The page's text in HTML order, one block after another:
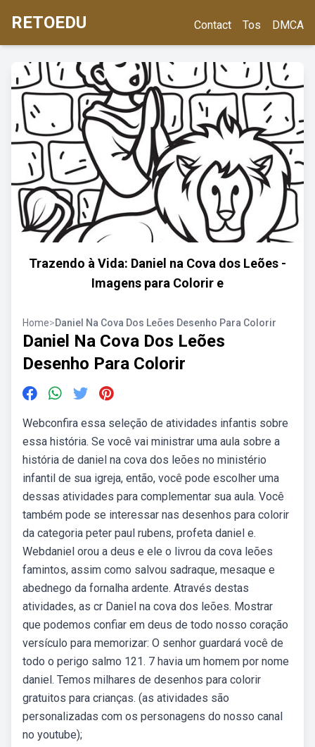
RETOEDU Contact Tos DMCA
Trazendo à Vida: Daniel na Cova dos Leões -
Imagens para Colorir e
Home>Daniel Na Cova Dos Leões Desenho Para Colorir
Daniel Na Cova Dos Leões
Desenho Para Colorir
Webconfira essa seleção de atividades infantis sobre
essa história. Se você vai ministrar uma aula sobre a
história de daniel na cova dos leões no ministério
infantil de sua igreja, então, você pode escolher uma
dessas atividades para complementar sua aula. Você
também pode se interessar nas desenhos para colorir
da categoria peter paul rubens, profeta daniel e.
Webdaniel orou a deus e ele o livrou da cova leões
famintos, assim como salvou sadraque, mesaque e
abednego da fornalha ardente. Através destas
atividades, as cr Daniel na cova dos leões. Mostrar
que podemos confiar em deus de todo nosso coração
versículo para memorizar: O senhor guardará você de
todo o perigo salmo 121. 7 havia um homem por nome
daniel. Temos milhares de desenhos para colorir
gratuitos para crianças. (as atividades são
personalizadas com os personagens do nosso canal
no youtube);